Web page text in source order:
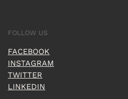
FOLLOW US
FACEBOOK
INSTAGRAM
TWITTER
LINKEDIN